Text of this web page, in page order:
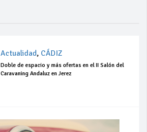
Actualidad, CÁDIZ
Doble de espacio y más ofertas en el II Salón del
Caravaning Andaluz en Jerez